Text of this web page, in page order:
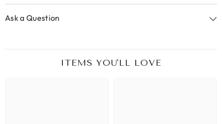
Ask a Question
ITEMS YOU'LL LOVE